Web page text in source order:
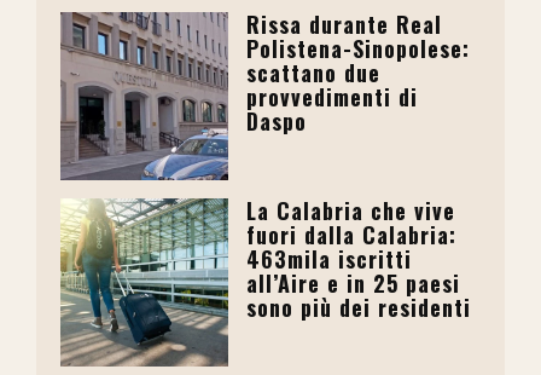
Rissa durante Real
Polistena-Sinopolese:
scattano due
provvedimenti di
Daspo
La Calabria che vive
fuori dalla Calabria:
463mila iscritti
all’Aire e in 25 paesi
sono più dei residenti